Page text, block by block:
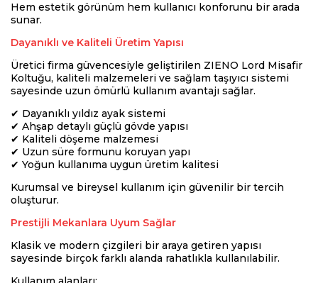
Hem estetik görünüm hem kullanıcı konforunu bir arada
sunar.
Dayanıklı ve Kaliteli Üretim Yapısı
Üretici firma güvencesiyle geliştirilen ZIENO Lord Misafir
Koltuğu, kaliteli malzemeleri ve sağlam taşıyıcı sistemi
sayesinde uzun ömürlü kullanım avantajı sağlar.
✔ Dayanıklı yıldız ayak sistemi
✔ Ahşap detaylı güçlü gövde yapısı
✔ Kaliteli döşeme malzemesi
✔ Uzun süre formunu koruyan yapı
✔ Yoğun kullanıma uygun üretim kalitesi
Kurumsal ve bireysel kullanım için güvenilir bir tercih
oluşturur.
Prestijli Mekanlara Uyum Sağlar
Klasik ve modern çizgileri bir araya getiren yapısı
sayesinde birçok farklı alanda rahatlıkla kullanılabilir.